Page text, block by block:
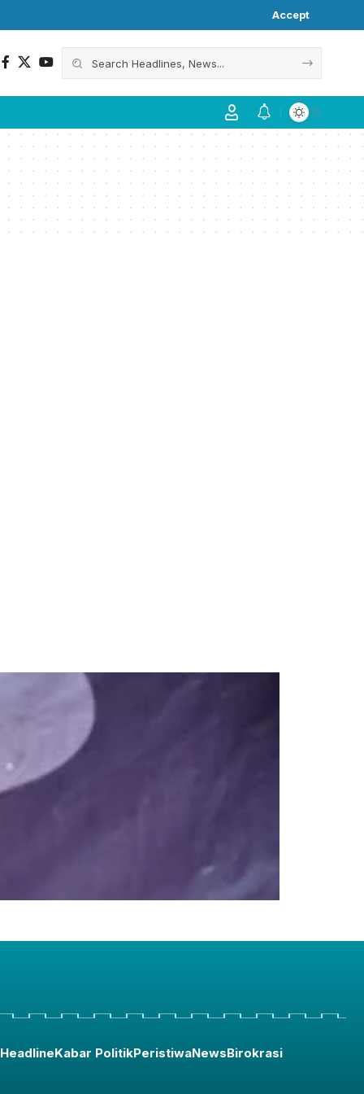
Accept
HeadlineKabar PolitikPeristiwaNewsBirokrasi